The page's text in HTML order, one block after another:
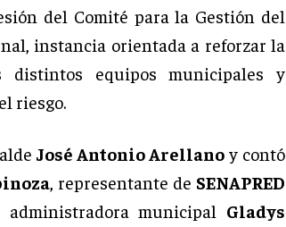
del Comité para la Gestión del
instancia orientada a reforzar la
distintos equipos municipales y
riesgo.
José Antonio Arellanoy contó
, representante de SENAPRED
municipal Gladys